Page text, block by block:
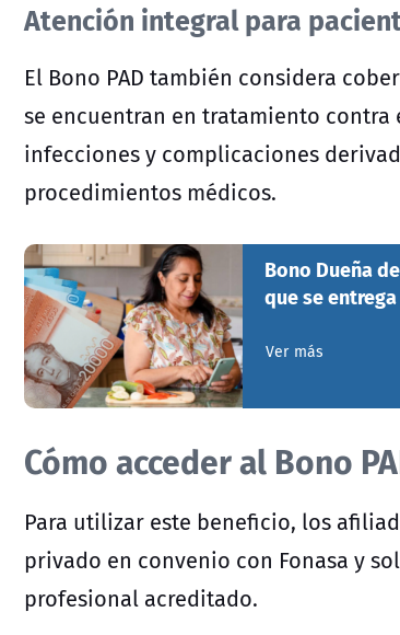
Atención integral para
El Bono PAD también considera
se encuentran en tratamiento
infecciones y complicaciones
procedimientos médicos.
Bono Dueña
que se entrega
Ver más
Cómo acceder al Bono
Para utilizar este beneficio, los
privado en convenio con Fonasa y
profesional acreditado.